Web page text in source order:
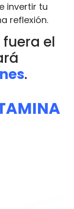
invertir tu
reflexión.
el
.